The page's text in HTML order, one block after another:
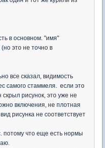
в основном. "имя"
это не точно в
все сказал, видимость
самого стаммеля. если это
рисунок, это уже не
включения, не плотная
рисунка не соответствует
потому что еще есть нормы